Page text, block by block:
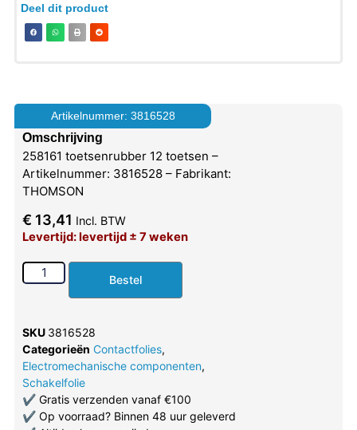
Deel dit product
Artikelnummer: 3816528
Omschrijving
258161 toetsenrubber 12 toetsen –
Artikelnummer: 3816528 – Fabrikant:
THOMSON
€ 13,41 Incl. BTW
Levertijd: levertijd ± 7 weken
Bestel
SKU 3816528
Categorieën Contactfolies,
Electromechanische componenten,
Schakelfolie
✔Gratis verzenden vanaf €100
✔Op voorraad? Binnen 48 uur geleverd